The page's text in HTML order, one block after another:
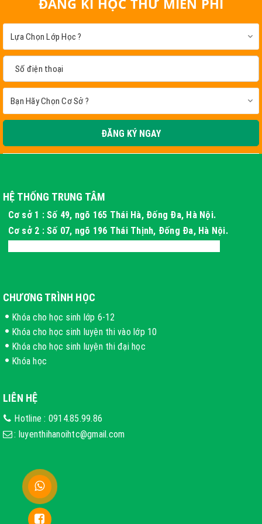
ĐĂNG KÍ HỌC THỬ MIỄN PHÍ
ĐĂNG KÝ NGAY
HỆ THỐNG TRUNG TÂM
Cơ sở 1 : Số 49, ngõ 165 Thái Hà, Đống Đa, Hà Nội.
Cơ sở 2 : Số 07, ngõ 196 Thái Thịnh, Đống Đa, Hà Nội.
CHƯƠNG TRÌNH HỌC
Khóa cho học sinh lớp 6-12
Khóa cho học sinh luyện thi vào lớp 10
Khóa cho học sinh luyện thi đại học
Khóa học
LIÊN HỆ
Hotline : 0914.85.99.86
: luyenthihanoihtc@gmail.com